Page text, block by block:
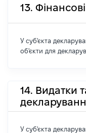
13.
У суб'єкта
об'єкти для
14. Видатки
У суб'єкта